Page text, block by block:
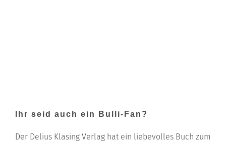
Ihr seid auch ein Bulli-Fan?
Der Delius Klasing Verlag hat ein liebevolles Buch zum